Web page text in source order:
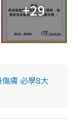
+29
膚 必學8大